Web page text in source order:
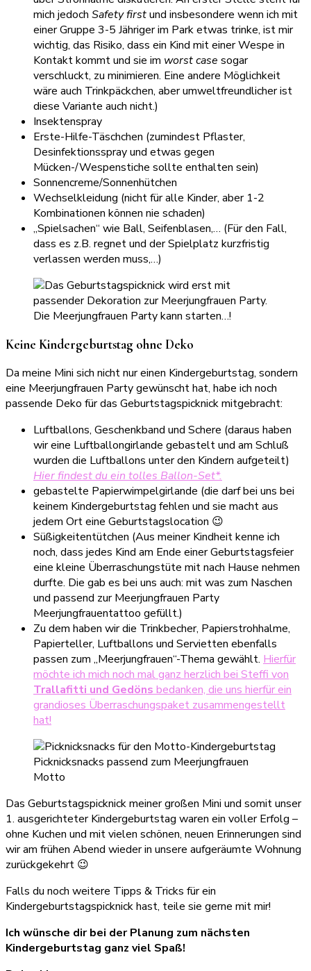
mich jedoch Safety firstund insbesondere wenn ich mit
einer Gruppe 3-5 Jähriger im Park etwas trinke, ist mir
wichtig, das Risiko, dass ein Kind mit einer Wespe in
Kontakt kommt und sie im worst case sogar
verschluckt, zu minimieren. Eine andere Möglichkeit
wäre auch Trinkpäckchen, aber umweltfreundlicher ist
diese Variante auch nicht.)
Insektenspray
Erste-Hilfe-Täschchen (zumindest Pflaster,
Desinfektionsspray und etwas gegen
Mücken-/Wespenstiche sollte enthalten sein)
Sonnencreme/Sonnenhütchen
Wechselkleidung (nicht für alle Kinder, aber 1-2
Kombinationen können nie schaden)
„Spielsachen“ wie Ball, Seifenblasen,… (Für den Fall,
dass es z.B. regnet und der Spielplatz kurzfristig
verlassen werden muss,…)
Die Meerjungfrauen Party kann starten…!
Keine Kindergeburtstag ohne Deko
Da meine Mini sich nicht nur einen Kindergeburtstag, sondern
eine Meerjungfrauen Party gewünscht hat, habe ich noch
passende Deko für das Geburtstagspicknick mitgebracht:
Luftballons, Geschenkband und Schere (daraus haben
wir eine Luftballongirlande gebastelt und am Schluß
wurden die Luftballons unter den Kindern aufgeteilt)
Hier findest du ein tolles Ballon-Set*.
gebastelte Papierwimpelgirlande (die darf bei uns bei
keinem Kindergeburtstag fehlen und sie macht aus
jedem Ort eine Geburtstagslocation 😉
Süßigkeitentütchen (Aus meiner Kindheit kenne ich
noch, dass jedes Kind am Ende einer Geburtstagsfeier
eine kleine Überraschungstüte mit nach Hause nehmen
durfte. Die gab es bei uns auch: mit was zum Naschen
und passend zur Meerjungfrauen Party
Meerjungfrauentattoo gefüllt.)
Zu dem haben wir die Trinkbecher, Papierstrohhalme,
Papierteller, Luftballons und Servietten ebenfalls
passen zum „Meerjungfrauen“-Thema gewählt. Hierfür
möchte ich mich noch mal ganz herzlich bei Steffi von
Trallafitti und Gedöns bedanken, die uns hierfür ein
grandioses Überraschungspaket zusammengestellt
hat!
Picknicksnacks passend zum Meerjungfrauen
Motto
Das Geburtstagspicknick meiner großen Mini und somit unser
1. ausgerichteter Kindergeburtstag waren ein voller Erfolg –
ohne Kuchen und mit vielen schönen, neuen Erinnerungen sind
wir am frühen Abend wieder in unsere aufgeräumte Wohnung
zurückgekehrt 😉
Falls du noch weitere Tipps & Tricks für ein
Kindergeburtstagspicknick hast, teile sie gerne mit mir!
Ich wünsche dir bei der Planung zum nächsten
Kindergeburtstag ganz viel Spaß!